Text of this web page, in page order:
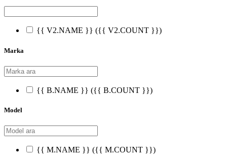
{{ V2.NAME }} ({{ V2.COUNT }})
Marka
{{ B.NAME }} ({{ B.COUNT }})
Model
{{ M.NAME }} ({{ M.COUNT }})